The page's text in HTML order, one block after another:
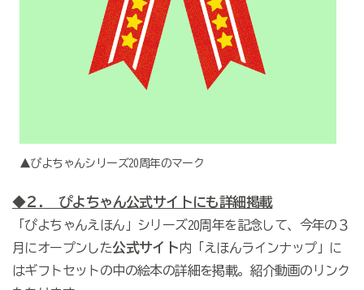
▲ぴよちゃんシリーズ20周年のマーク
◆２. ぴよちゃん公式サイトにも詳細掲載
「ぴよちゃんえほん」シリーズ20周年を記念して、今年の３
月にオープンした公式サイト内「えほんラインナップ」に
はギフトセットの中の絵本の詳細を掲載。紹介動画のリンク